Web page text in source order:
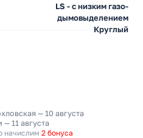
LS - с низким газо-
дымовыделением
Круглый
— 10 августа
11 августа
начислим 2 бонуса